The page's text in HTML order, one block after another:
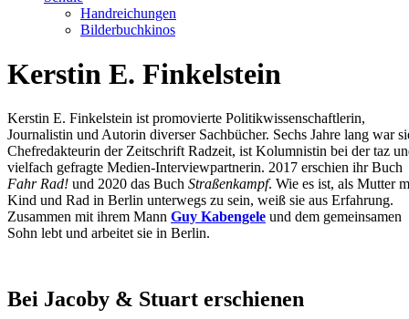
Handreichungen
Bilderbuchkinos
Kerstin E. Finkelstein
Kerstin E. Finkelstein ist promovierte Politikwissenschaftlerin,
Journalistin und Autorin diverser Sachbücher. Sechs Jahre lang war
Chefredakteurin der Zeitschrift Radzeit, ist Kolumnistin bei der taz
vielfach gefragte Medien-Interviewpartnerin. 2017 erschien ihr Buch
Fahr Rad! und 2020 das Buch Straßenkampf. Wie es ist, als Mutter
Kind und Rad in Berlin unterwegs zu sein, weiß sie aus Erfahrung.
Zusammen mit ihrem Mann Guy Kabengele und dem gemeinsamen
Sohn lebt und arbeitet sie in Berlin.
Bei Jacoby & Stuart erschienen